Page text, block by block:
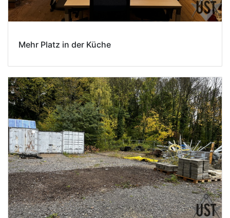
Mehr Platz in der Küche